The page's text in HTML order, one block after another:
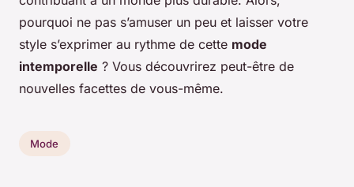
pourquoi ne pas s’amuser un peu et laisser votre
style s’exprimer au rythme de cette mode
intemporelle ? Vous découvrirez peut-être de
nouvelles facettes de vous-même.
Mode